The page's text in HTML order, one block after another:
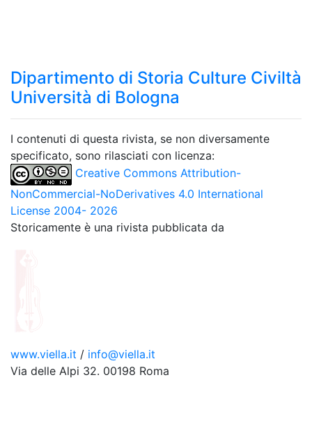
Dipartimento di Storia Culture Civiltà
Università di Bologna
I contenuti di questa rivista, se non diversamente
specificato, sono rilasciati con licenza:
Creative Commons Attribution-
NonCommercial-NoDerivatives 4.0 International
License 2004- 2026
Storicamente è una rivista pubblicata da
www.viella.it / info@viella.it
Via delle Alpi 32. 00198 Roma